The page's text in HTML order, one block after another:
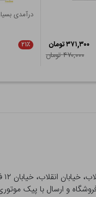
۳۷۱,۳۰۰ تومان
۴۷۰,۰۰۰ تومان
درآمدی
۲۱٪
از ۹ صبح الی ۱۶ عصر و پنجشنبه
بصورت حضوری از آدرس تحویل حضوری سفارش خود را بدون هیچ هزینه ای تحویل بگیرید.